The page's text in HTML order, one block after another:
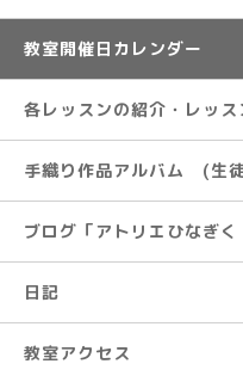
教室開催日カレンダー
各レッスンの紹介・レッス
手織り作品アルバム (生
ブログ「アトリエひなぎ
日記
教室アクセス